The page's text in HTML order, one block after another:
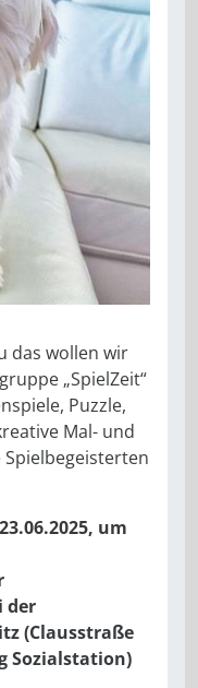
das wollen wir
„SpielZeit“
Puzzle,
Mal- und
um
der
(Clausstraße
Sozialstation)